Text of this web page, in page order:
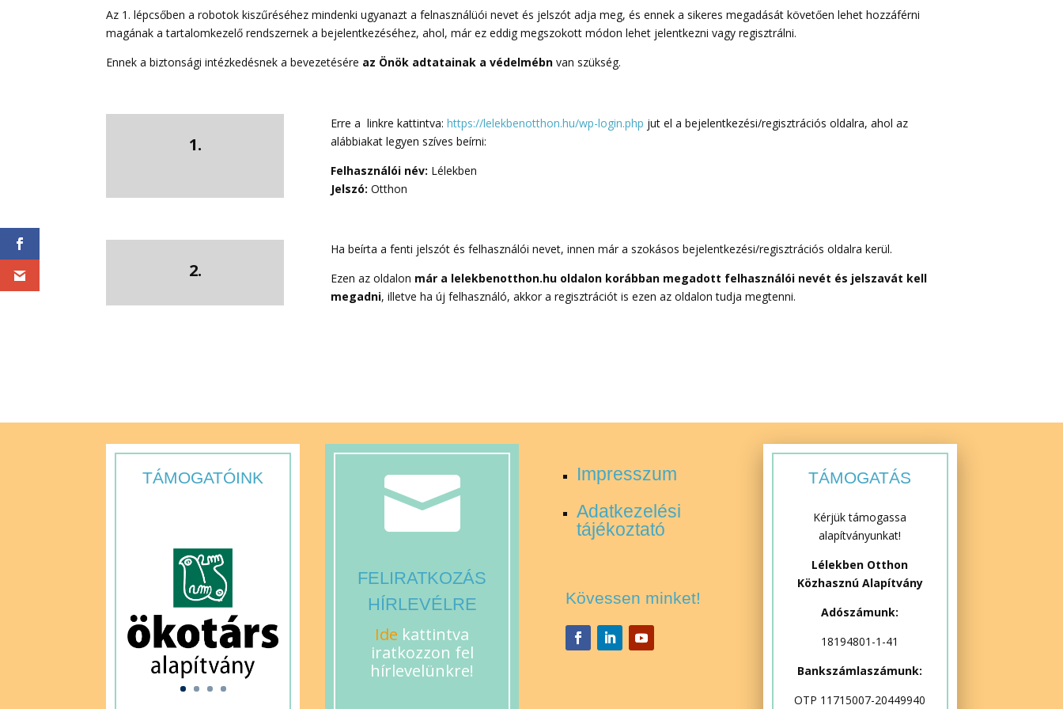
Az 1. lépcsőben a robotok kiszűréséhez mindenki ugyanazt a felnasználüói nevet és jelszót adja meg, és ennek a sikeres megadását követően lehet hozzáférni
magának a tartalomkezelő rendszernek a bejelentkezéséhez, ahol, már ez eddig megszokott módon lehet jelentkezni vagy regisztrálni.
Ennek a biztonsági intézkedésnek a bevezetésére az Önök adtatainak a védelmébn van szükség.
1.
Erre a linkre kattintva: https://lelekbenotthon.hu/wp-login.php jut el a bejelentkezési/regisztrációs oldalra, ahol az
alábbiakat legyen szíves beírni:
Felhasználói név: Lélekben
Jelszó: Otthon
2.
Ha beírta a fenti jelszót és felhasználói nevet, innen már a szokásos bejelentkezési/regisztrációs oldalra kerül.
Ezen az oldalon már a lelekbenotthon.hu oldalon korábban megadott felhasználói nevét és jelszavát kell
megadni, illetve ha új felhasználó, akkor a regisztrációt is ezen az oldalon tudja megtenni.
TÁMOGATÓINK 
FELIRATKOZÁS
HÍRLEVÉLRE
Ide kattintva
iratkozzon fel
hírlevelünkre!
Impresszum
Adatkezelési
tájékoztató
Kövessen minket!
TÁMOGATÁS
Kérjük támogassa
alapítványunkat!
Lélekben Otthon
Közhasznú Alapítvány
Adószámunk:
18194801-1-41
Bankszámlaszámunk:
OTP 11715007-20449940